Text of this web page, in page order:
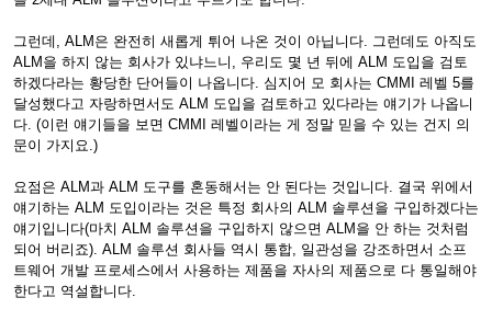
그런데, ALM은 완전히 새롭게 튀어 나온 것이 아닙니다. 그런데도 아직도
ALM을 하지 않는 회사가 있냐느니, 우리도 몇 년 뒤에 ALM 도입을 검토
하겠다라는 황당한 단어들이 나옵니다. 심지어 모 회사는 CMMI 레벨 5를
달성했다고 자랑하면서도 ALM 도입을 검토하고 있다라는 얘기가 나옵니
다. (이런 얘기들을 보면 CMMI 레벨이라는 게 정말 믿을 수 있는 건지 의
문이 가지요.)
요점은 ALM과 ALM 도구를 혼동해서는 안 된다는 것입니다. 결국 위에서
얘기하는 ALM 도입이라는 것은 특정 회사의 ALM 솔루션을 구입하겠다는
얘기입니다(마치 ALM 솔루션을 구입하지 않으면 ALM을 안 하는 것처럼
되어 버리죠). ALM 솔루션 회사들 역시 통합, 일관성을 강조하면서 소프
트웨어 개발 프로세스에서 사용하는 제품을 자사의 제품으로 다 통일해야
한다고 역설합니다.